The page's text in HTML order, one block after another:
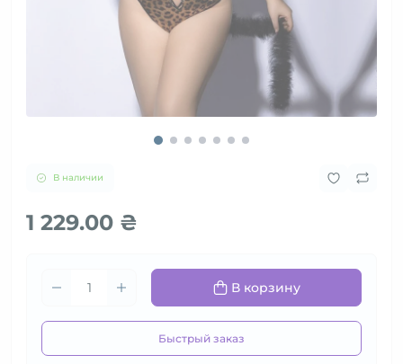
В наличии
1 229.00 ₴
В корзину
Быстрый заказ